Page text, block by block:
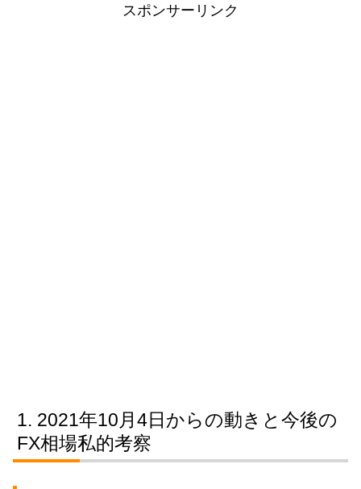
スポンサーリンク
2021年10月4日からの動きと今後の
FX相場私的考察